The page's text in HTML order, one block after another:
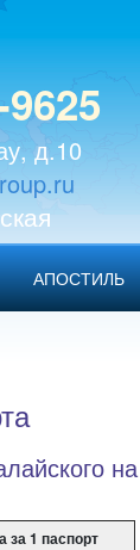
д.10
АПОСТИЛЬ
на
за 1 паспорт